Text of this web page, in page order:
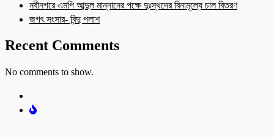
নবীনগরে এমপি আব্দুল মান্নানের পক্ষে দুঃস্থদের বিনামূল্যে চাল বিতরণ
জগৎ সংসার- বিন্দু পলাশ
Recent Comments
No comments to show.